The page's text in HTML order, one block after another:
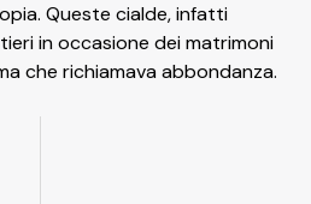
Queste cialde, infatti
in occasione dei matrimoni
che richiamava abbondanza.